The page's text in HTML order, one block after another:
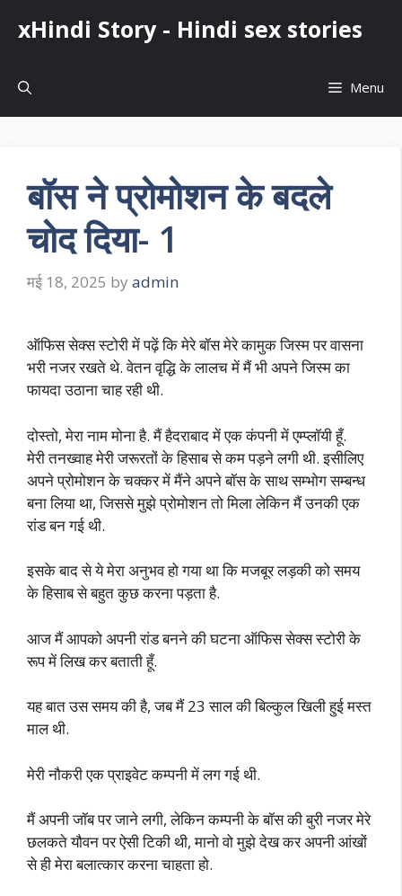
xHindi Story - Hindi sex stories
Menu
बॉस ने प्रोमोशन के बदले
चोद दिया- 1
मई 18, 2025 by admin
ऑफिस सेक्स स्टोरी में पढ़ें कि मेरे बॉस मेरे कामुक जिस्म पर वासना
भरी नजर रखते थे. वेतन वृद्धि के लालच में मैं भी अपने जिस्म का
फायदा उठाना चाह रही थी.
दोस्तो, मेरा नाम मोना है. मैं हैदराबाद में एक कंपनी में एम्प्लॉयी हूँ.
मेरी तनख्वाह मेरी जरूरतों के हिसाब से कम पड़ने लगी थी. इसीलिए
अपने प्रोमोशन के चक्कर में मैंने अपने बॉस के साथ सम्भोग सम्बन्ध
बना लिया था, जिससे मुझे प्रोमोशन तो मिला लेकिन मैं उनकी एक
रांड बन गई थी.
इसके बाद से ये मेरा अनुभव हो गया था कि मजबूर लड़की को समय
के हिसाब से बहुत कुछ करना पड़ता है.
आज मैं आपको अपनी रांड बनने की घटना ऑफिस सेक्स स्टोरी के
रूप में लिख कर बताती हूँ.
यह बात उस समय की है, जब मैं 23 साल की बिल्कुल खिली हुई मस्त
माल थी.
मेरी नौकरी एक प्राइवेट कम्पनी में लग गई थी.
मैं अपनी जॉब पर जाने लगी, लेकिन कम्पनी के बॉस की बुरी नजर मेरे
छलकते यौवन पर ऐसी टिकी थी, मानो वो मुझे देख कर अपनी आंखों
से ही मेरा बलात्कार करना चाहता हो.